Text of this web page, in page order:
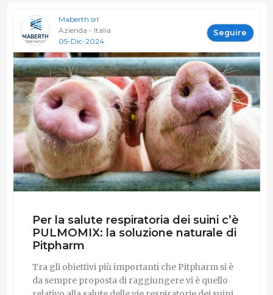
Maberth srl
Azienda - Italia
05-Dic-2024
Seguire
Per la salute respiratoria dei suini c’è
PULMOMIX: la soluzione naturale di
Pitpharm
Tra gli obiettivi più importanti che Pitpharm si è
da sempre proposta di raggiungere vi è quello